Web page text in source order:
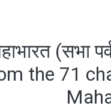
(सभा
the 71